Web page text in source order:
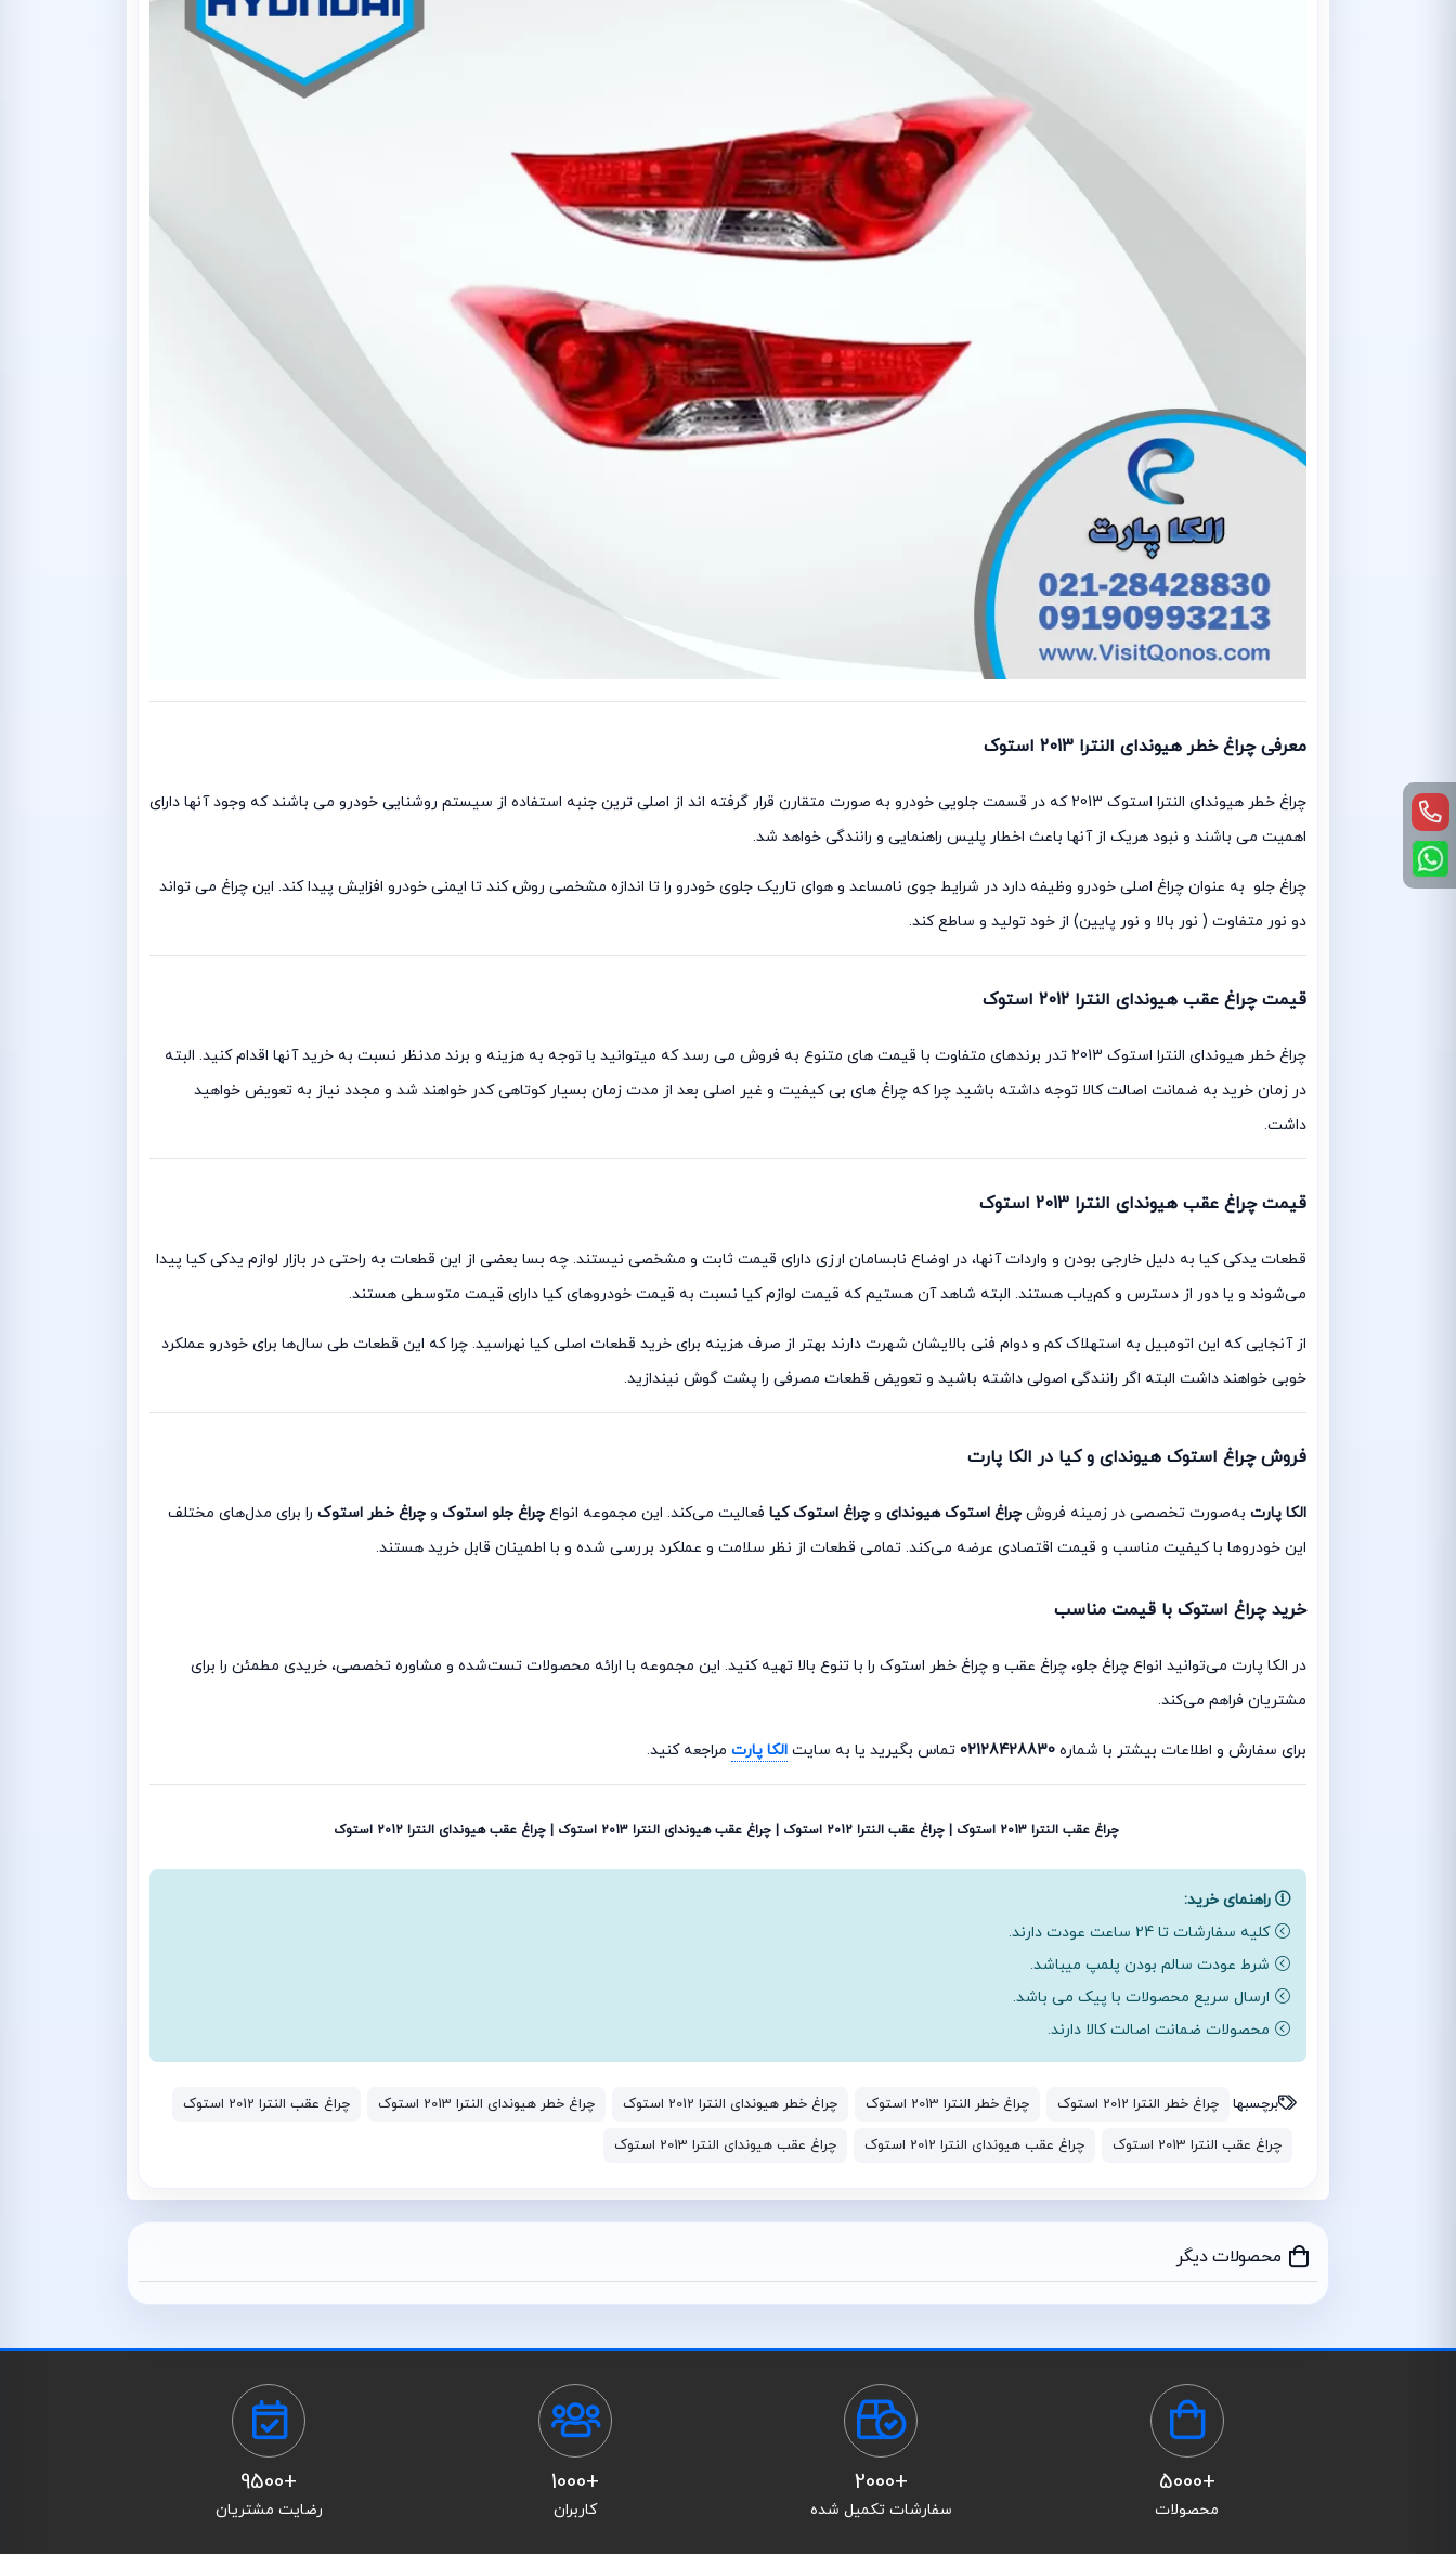
معرفی چراغ خطر هیوندای النترا 2013 استوک
چراغ خطر هیوندای النترا استوک 2013 که در قسمت جلویی خودرو به صورت متقارن قرار گرفته اند از اصلی ترین جنبه استفاده از سیستم روشنایی خودرو می باشند که وجود آنها دارای
اهمیت می باشند و نبود هریک از آنها باعث اخطار پلیس راهنمایی و رانندگی خواهد شد.
چراغ جلو به عنوان چراغ اصلی خودرو وظیفه دارد در شرایط جوی نامساعد و هوای تاریک جلوی خودرو را تا اندازه مشخصی روش کند تا ایمنی خودرو افزایش پیدا کند. این چراغ می تواند
دو نور متفاوت ( نور بالا و نور پایین) از خود تولید و ساطع کند.
قیمت چراغ عقب هیوندای النترا 2012 استوک
چراغ خطر هیوندای النترا استوک 2013 تدر برندهای متفاوت با قیمت های متنوع به فروش می رسد که میتوانید با توجه به هزینه و برند مدنظر نسبت به خرید آنها اقدام کنید. البته
در زمان خرید به ضمانت اصالت کالا توجه داشته باشید چرا که چراغ های بی کیفیت و غیر اصلی بعد از مدت زمان بسیار کوتاهی کدر خواهند شد و مجدد نیاز به تعویض خواهید
داشت.
قیمت چراغ عقب هیوندای النترا 2013 استوک
قطعات یدکی کیا به دلیل خارجی بودن و واردات آنها، در اوضاع نابسامان ارزی دارای قیمت ثابت و مشخصی نیستند. چه بسا بعضی از این قطعات به راحتی در بازار لوازم یدکی کیا پیدا
می‌‌شوند و یا دور از دسترس و کم‌یاب هستند. البته شاهد آن هستیم که قیمت لوازم کیا نسبت به قیمت خودروهای کیا دارای قیمت متوسطی هستند.
از آنجایی که این اتومبیل‌ به استهلاک کم و دوام فنی بالایشان شهرت دارند بهتر از صرف هزینه برای خرید قطعات اصلی کیا نهراسید. چرا که این قطعات طی سال‌ها برای خودرو عملکرد
خوبی خواهند داشت البته اگر رانندگی اصولی داشته باشید و تعویض قطعات مصرفی را پشت گوش نیندازید.
فروش چراغ استوک هیوندای و کیا در الکا پارت
الکا پارت به‌صورت تخصصی در زمینه فروش چراغ استوک هیوندای و چراغ استوک کیا فعالیت می‌کند. این مجموعه انواع چراغ جلو استوک و چراغ خطر استوک را برای مدل‌های مختلف
این خودروها با کیفیت مناسب و قیمت اقتصادی عرضه می‌کند. تمامی قطعات از نظر سلامت و عملکرد بررسی شده و با اطمینان قابل خرید هستند.
خرید چراغ استوک با قیمت مناسب
در الکا پارت می‌توانید انواع چراغ جلو، چراغ عقب و چراغ خطر استوک را با تنوع بالا تهیه کنید. این مجموعه با ارائه محصولات تست‌شده و مشاوره تخصصی، خریدی مطمئن را برای
مشتریان فراهم می‌کند.
برای سفارش و اطلاعات بیشتر با شماره 02128428830 تماس بگیرید یا به سایت الکا پارت مراجعه کنید.
چراغ عقب النترا 2013 استوک | چراغ عقب النترا 2012 استوک | چراغ عقب هیوندای النترا 2013 استوک | چراغ عقب هیوندای النترا 2012 استوک
راهنمای خرید:
کلیه سفارشات تا 24 ساعت عودت دارند.
شرط عودت سالم بودن پلمپ میباشد.
ارسال سریع محصولات با پیک می باشد.
محصولات ضمانت اصالت کالا دارند.
برچسبها چراغ خطر النترا 2012 استوک چراغ خطر النترا 2013 استوک چراغ خطر هیوندای النترا 2012 استوک چراغ خطر هیوندای النترا 2013 استوک چراغ عقب النترا 2012 استوک
چراغ عقب النترا 2013 استوک چراغ عقب هیوندای النترا 2012 استوک چراغ عقب هیوندای النترا 2013 استوک
محصولات دیگر
+5000
محصولات
+2000
سفارشات تکمیل شده
+1000
کاربران
+9500
رضایت مشتریان